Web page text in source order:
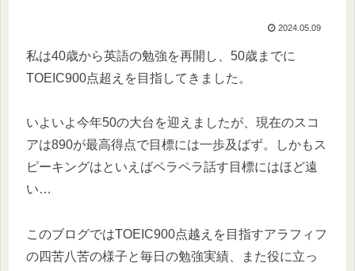
2024.05.09
私は40歳から英語の勉強を再開し、50歳までに
TOEIC900点超えを目指してきました。
いよいよ今年50の大台を迎えましたが、現在のスコ
アは890が最高得点で目標には一歩及ばず。しかもス
ピーキングはといえばペラペラ話す目標にはほど遠
い…
このブログではTOEIC900点越えを目指すアラフィフ
の四苦八苦の様子と毎日の勉強実績、また役に立っ